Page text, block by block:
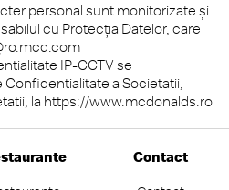
personal sunt monitorizate şi
cu Protecţia Datelor, care
IP-CCTV se
a Societatii,
la https://www.mcdonalds.ro
Contact